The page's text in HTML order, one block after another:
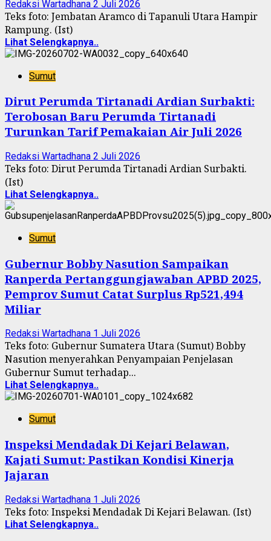
Redaksi Wartadhana 2 Juli 2026
Teks foto: Jembatan Aramco di Tapanuli Utara Hampir
Rampung. (Ist)
Lihat Selengkapnya..
Sumut
Dirut Perumda Tirtanadi Ardian Surbakti:
Terobosan Baru Perumda Tirtanadi
Turunkan Tarif Pemakaian Air Juli 2026
Redaksi Wartadhana 2 Juli 2026
Teks foto: Dirut Perumda Tirtanadi Ardian Surbakti.
(Ist)
Lihat Selengkapnya..
Sumut
Gubernur Bobby Nasution Sampaikan
Ranperda Pertanggungjawaban APBD 2025,
Pemprov Sumut Catat Surplus Rp521,494
Miliar
Redaksi Wartadhana 1 Juli 2026
Teks foto: Gubernur Sumatera Utara (Sumut) Bobby
Nasution menyerahkan Penyampaian Penjelasan
Gubernur Sumut terhadap...
Lihat Selengkapnya..
Sumut
Inspeksi Mendadak Di Kejari Belawan,
Kajati Sumut: Pastikan Kondisi Kinerja
Jajaran
Redaksi Wartadhana 1 Juli 2026
Teks foto: Inspeksi Mendadak Di Kejari Belawan. (Ist)
Lihat Selengkapnya..